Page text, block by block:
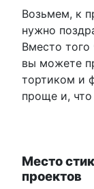
Возьмем, к
нужно
Вместо того
вы можете
тортиком и
проще и, что
Место
проектов